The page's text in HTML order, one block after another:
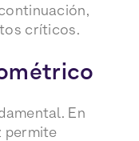
críticos.
En
permite